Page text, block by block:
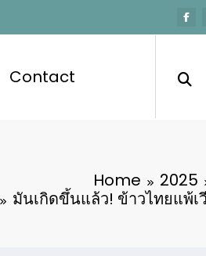
Contact
Home 2025
มันเกิดขึ้นแล้ว! ข้าวไทยแพ้เ